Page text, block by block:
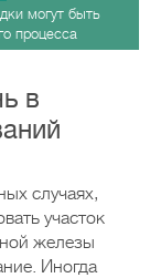
могут быть
процесса
в
случаях,
участок
железы
Иногда